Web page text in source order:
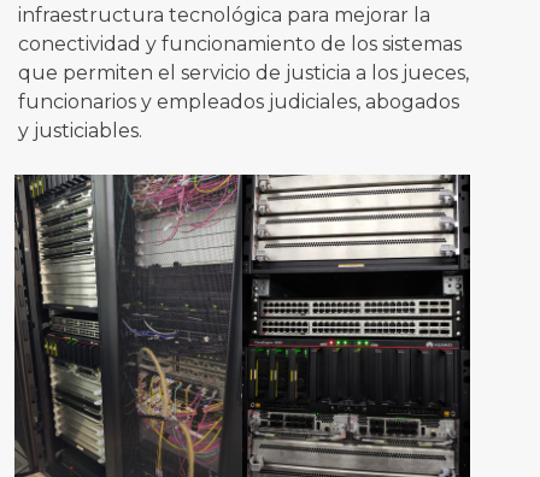
infraestructura tecnológica para mejorar la
conectividad y funcionamiento de los sistemas
que permiten el servicio de justicia a los jueces,
funcionarios y empleados judiciales, abogados
y justiciables.